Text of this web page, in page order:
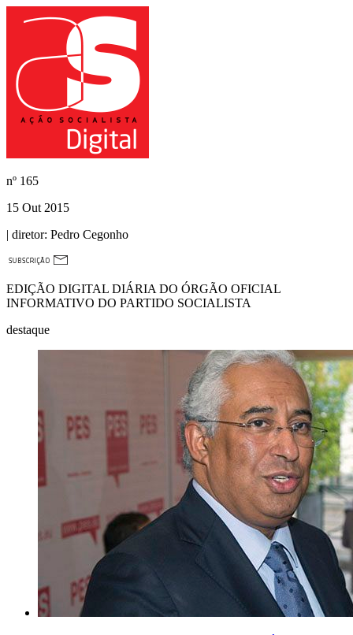
nº 165
15 Out 2015
| diretor: Pedro Cegonho
EDIÇÃO DIGITAL DIÁRIA DO ÓRGÃO OFICIAL
INFORMATIVO DO PARTIDO SOCIALISTA
destaque